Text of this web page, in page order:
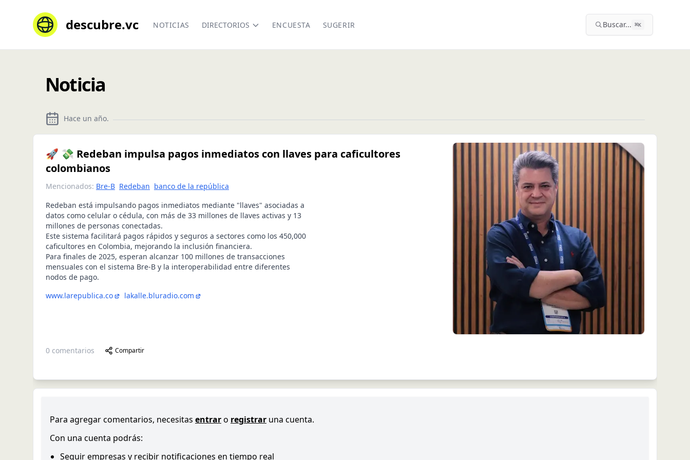
descubre.vc NOTICIAS DIRECTORIOS ENCUESTA SUGERIR Buscar... ⌘K
Noticia
Hace un año.
🚀 💸 Redeban impulsa pagos inmediatos con llaves para caficultores
colombianos
Mencionados: Bre-B Redeban banco de la república
Redeban está impulsando pagos inmediatos mediante "llaves" asociadas a
datos como celular o cédula, con más de 33 millones de llaves activas y 13
millones de personas conectadas.
Este sistema facilitará pagos rápidos y seguros a sectores como los 450,000
caficultores en Colombia, mejorando la inclusión financiera.
Para finales de 2025, esperan alcanzar 100 millones de transacciones
mensuales con el sistema Bre-B y la interoperabilidad entre diferentes
nodos de pago.
www.larepublica.co
lakalle.bluradio.com
0 comentarios Compartir
Para agregar comentarios, necesitas entraro registrar una cuenta.
Con una cuenta podrás:
Seguir empresas y recibir notificaciones en tiempo real